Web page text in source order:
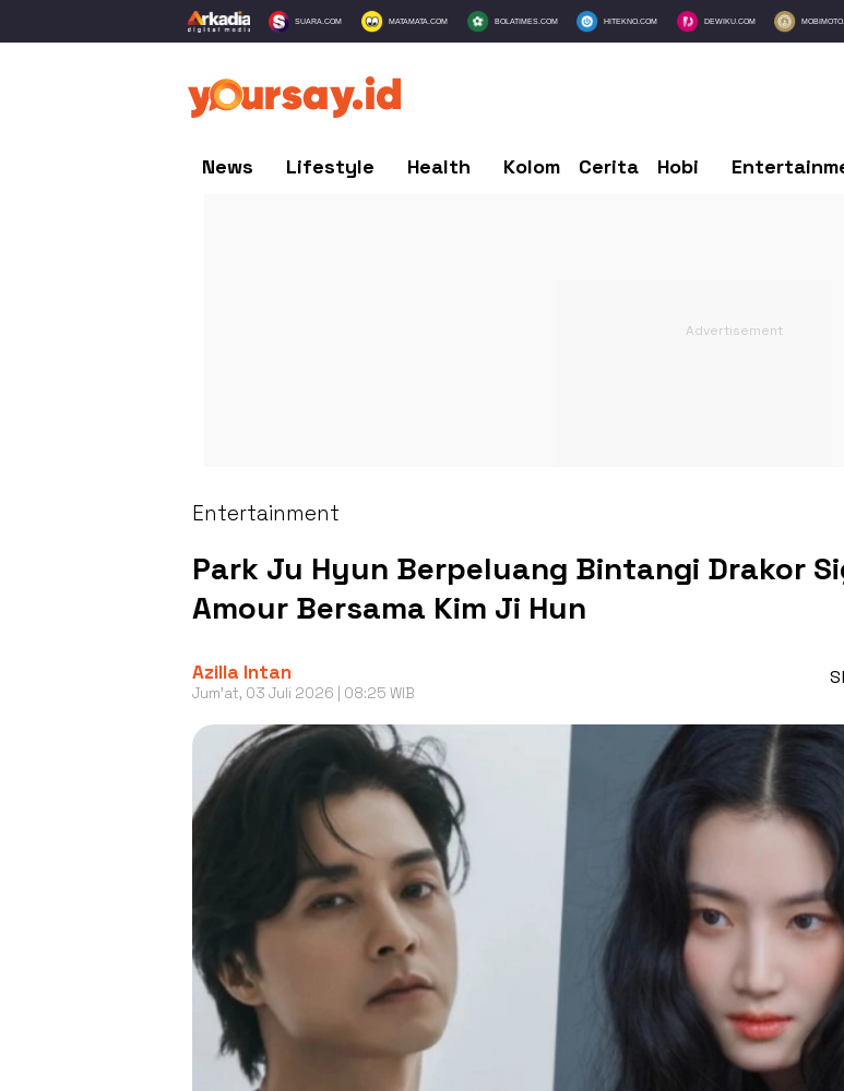
SUARA.COM MATAMATA.COM BOLATIMES.COM HITEKNO.COM DEWIKU.COM
News Lifestyle Health Kolom Cerita Hobi
Entertainment
Park Ju Hyun Berpeluang Bintangi Drakor
Amour Bersama Kim Ji Hun
Azilla Intan
Jum'at, 03 Juli 2026 | 08:25 WIB